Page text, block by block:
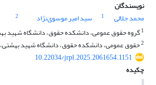
نویسندگان
محمد جلالی
1 سید امیر موسوی‌نژاد
2
1گروه حقوق عمومی، دانشکده حقوق، دانشگاه شهید
2حقوق عمومی، دانشکده حقوق، دانشگاه شهید بهشتی،
10.22034/jrpl.2025.2061654.1151
چکیده